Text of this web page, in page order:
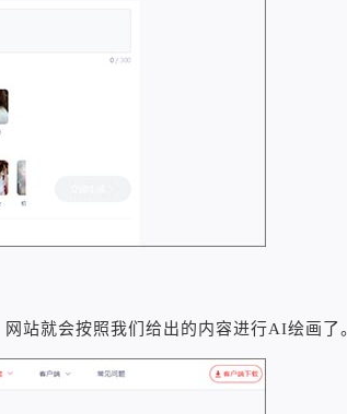
站就会按照我们给出的内容进行AI绘画了